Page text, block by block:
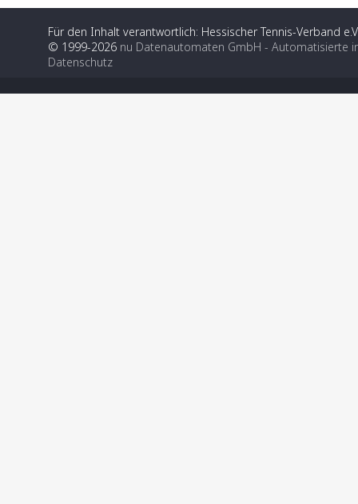
Für den Inhalt verantwortlich: Hessischer Tennis-Verband
© 1999-2026 nu Datenautomaten GmbH - Automatisierte
Datenschutz